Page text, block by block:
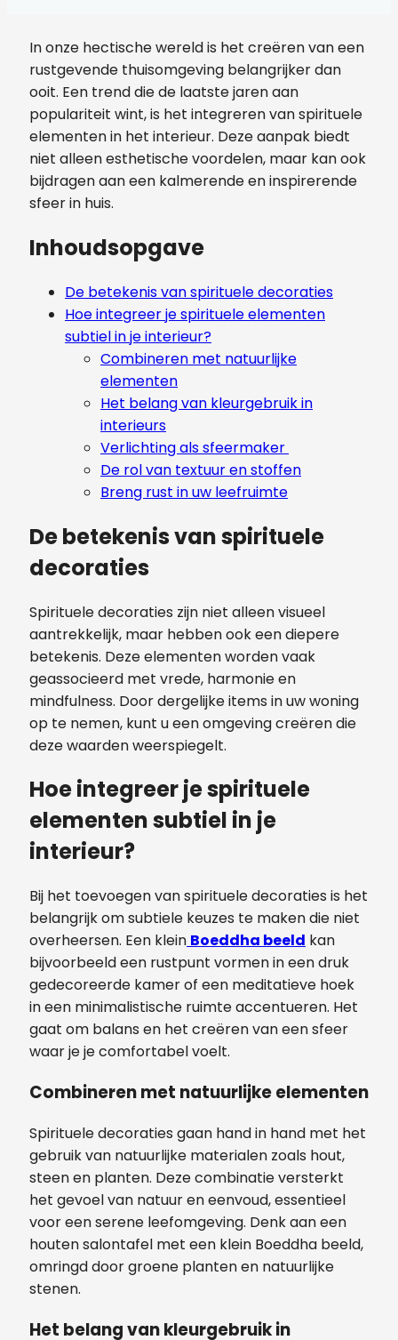
In onze hectische wereld is het creëren van een
rustgevende thuisomgeving belangrijker dan
ooit. Een trend die de laatste jaren aan
populariteit wint, is het integreren van spirituele
elementen in het interieur. Deze aanpak biedt
niet alleen esthetische voordelen, maar kan ook
bijdragen aan een kalmerende en inspirerende
sfeer in huis.
Inhoudsopgave
De betekenis van spirituele decoraties
Hoe integreer je spirituele elementen
subtiel in je interieur?
Combineren met natuurlijke
elementen
Het belang van kleurgebruik in
interieurs
Verlichting als sfeermaker
De rol van textuur en stoffen
Breng rust in uw leefruimte
De betekenis van spirituele
decoraties
Spirituele decoraties zijn niet alleen visueel
aantrekkelijk, maar hebben ook een diepere
betekenis. Deze elementen worden vaak
geassocieerd met vrede, harmonie en
mindfulness. Door dergelijke items in uw woning
op te nemen, kunt u een omgeving creëren die
deze waarden weerspiegelt.
Hoe integreer je spirituele
elementen subtiel in je
interieur?
Bij het toevoegen van spirituele decoraties is het
belangrijk om subtiele keuzes te maken die niet
overheersen. Een klein Boeddha beeld kan
bijvoorbeeld een rustpunt vormen in een druk
gedecoreerde kamer of een meditatieve hoek
in een minimalistische ruimte accentueren. Het
gaat om balans en het creëren van een sfeer
waar je je comfortabel voelt.
Combineren met natuurlijke elementen
Spirituele decoraties gaan hand in hand met het
gebruik van natuurlijke materialen zoals hout,
steen en planten. Deze combinatie versterkt
het gevoel van natuur en eenvoud, essentieel
voor een serene leefomgeving. Denk aan een
houten salontafel met een klein Boeddha beeld,
omringd door groene planten en natuurlijke
stenen.
Het belang van kleurgebruik in